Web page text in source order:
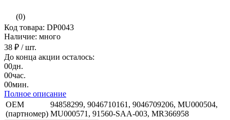
(0)
Код товара: DP0043
Наличие: много
38 ₽ / шт.
До конца акции осталось:
00дн.
00час.
00мин.
Полное описание
OEM
(партномер)
94858299, 9046710161, 9046709206, MU000504,
MU000571, 91560-SAA-003, MR366958